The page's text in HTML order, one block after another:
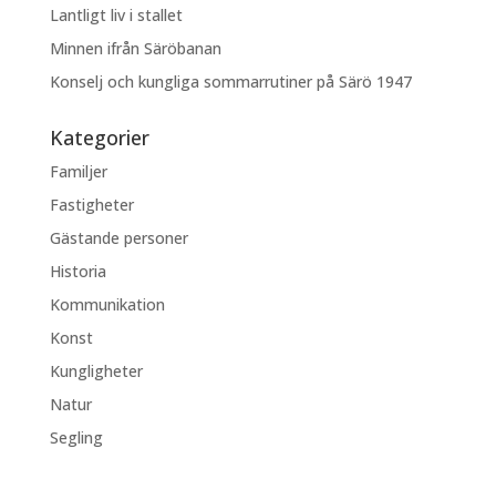
Lantligt liv i stallet
Minnen ifrån Säröbanan
Konselj och kungliga sommarrutiner på Särö 1947
Kategorier
Familjer
Fastigheter
Gästande personer
Historia
Kommunikation
Konst
Kungligheter
Natur
Segling